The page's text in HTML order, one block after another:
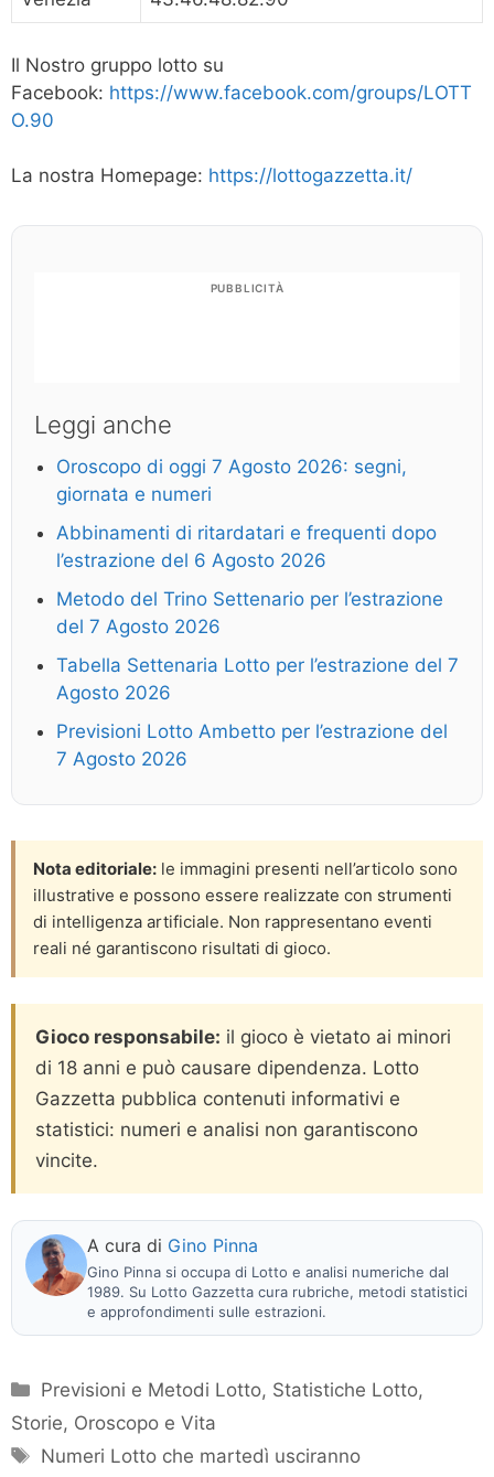
Il Nostro gruppo lotto su
Facebook: https://www.facebook.com/groups/LOTT
O.90
La nostra Homepage: https://lottogazzetta.it/
PUBBLICITÀ
Leggi anche
Oroscopo di oggi 7 Agosto 2026: segni,
giornata e numeri
Abbinamenti di ritardatari e frequenti dopo
l’estrazione del 6 Agosto 2026
Metodo del Trino Settenario per l’estrazione
del 7 Agosto 2026
Tabella Settenaria Lotto per l’estrazione del 7
Agosto 2026
Previsioni Lotto Ambetto per l’estrazione del
7 Agosto 2026
Nota editoriale: le immagini presenti nell’articolo sono
illustrative e possono essere realizzate con strumenti
di intelligenza artificiale. Non rappresentano eventi
reali né garantiscono risultati di gioco.
Gioco responsabile: il gioco è vietato ai minori
di 18 anni e può causare dipendenza. Lotto
Gazzetta pubblica contenuti informativi e
statistici: numeri e analisi non garantiscono
vincite.
A cura di Gino Pinna
Gino Pinna si occupa di Lotto e analisi numeriche dal
1989. Su Lotto Gazzetta cura rubriche, metodi statistici
e approfondimenti sulle estrazioni.
Categorie
Previsioni e Metodi Lotto, Statistiche Lotto,
Storie, Oroscopo e Vita
Tag
Numeri Lotto che martedì usciranno